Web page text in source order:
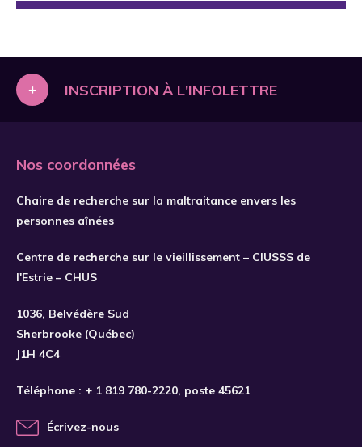
+ INSCRIPTION À L'INFOLETTRE
Nos coordonnées
Chaire de recherche sur la maltraitance envers les
personnes aînées
Centre de recherche sur le vieillissement – CIUSSS de
l'Estrie – CHUS
1036, Belvédère Sud
Sherbrooke (Québec)
J1H 4C4
Téléphone : + 1 819 780-2220, poste 45621
Écrivez-nous